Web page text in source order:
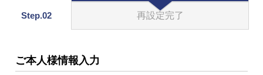
Step.02 再設定完了
ご本人様情報入力